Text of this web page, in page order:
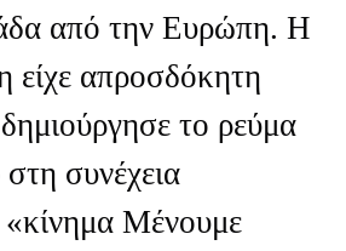
από την Ευρώπη. Η
είχε απροσδόκητη
δημιούργησε το ρεύμα
συνέχεια
Μένουμε